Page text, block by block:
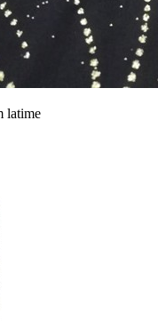
latime